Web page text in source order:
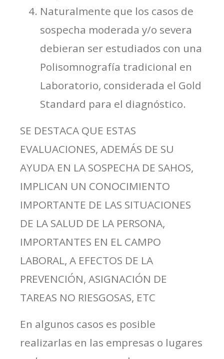
Naturalmente que los casos de
sospecha moderada y/o severa
debieran ser estudiados con una
Polisomnografía tradicional en
Laboratorio, considerada el Gold
Standard para el diagnóstico.
SE DESTACA QUE ESTAS
EVALUACIONES, ADEMÁS DE SU
AYUDA EN LA SOSPECHA DE SAHOS,
IMPLICAN UN CONOCIMIENTO
IMPORTANTE DE LAS SITUACIONES
DE LA SALUD DE LA PERSONA,
IMPORTANTES EN EL CAMPO
LABORAL, A EFECTOS DE LA
PREVENCIÓN, ASIGNACIÓN DE
TAREAS NO RIESGOSAS, ETC
En algunos casos es posible
realizarlas en las empresas o lugares